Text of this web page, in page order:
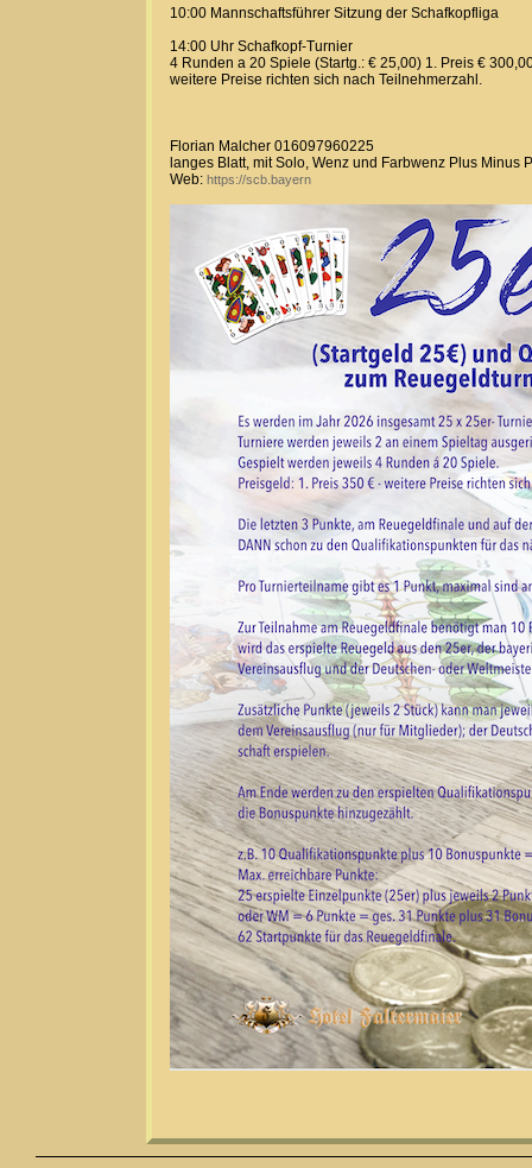
10:00 Mannschaftsführer Sitzung der Schafkopfliga
14:00 Uhr Schafkopf-Turnier
4 Runden a 20 Spiele (Startg.: € 25,00) 1. Preis €
weitere Preise richten sich nach Teilnehmerzahl.
Florian Malcher 016097960225
langes Blatt, mit Solo, Wenz und Farbwenz Plus Minus
Web: https://scb.bayern